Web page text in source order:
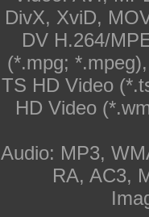
DivX, XviD,
DV H.264/
(*.mpg;
TS HD Video
HD Video
Audio: MP3,
RA, AC3,